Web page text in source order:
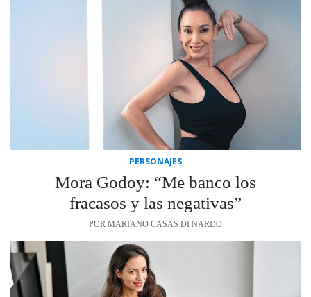
PERSONAJES
Mora Godoy: “Me banco los
fracasos y las negativas”
POR MARIANO CASAS DI NARDO